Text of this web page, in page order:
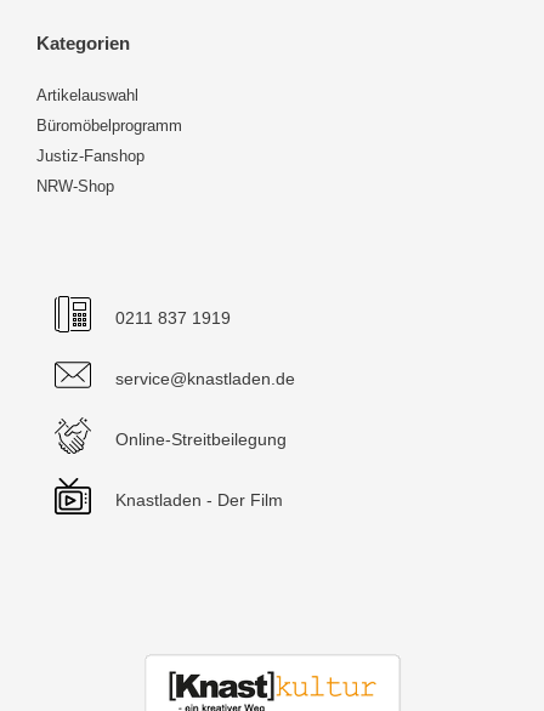
Kategorien
Artikelauswahl
Büromöbelprogramm
Justiz-Fanshop
NRW-Shop
0211 837 1919
service@knastladen.de
Online-Streitbeilegung
Knastladen - Der Film